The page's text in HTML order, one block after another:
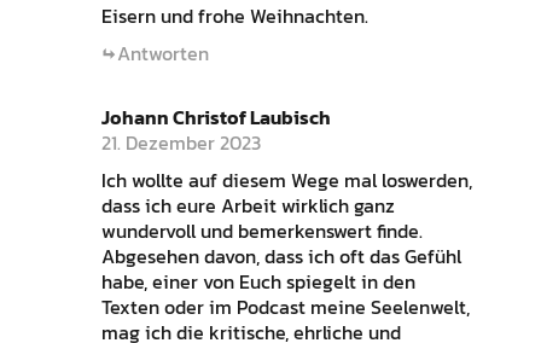
Eisern und frohe Weihnachten.
Antworten
Johann Christof Laubisch
21. Dezember 2023
Ich wollte auf diesem Wege mal loswerden,
dass ich eure Arbeit wirklich ganz
wundervoll und bemerkenswert finde.
Abgesehen davon, dass ich oft das Gefühl
habe, einer von Euch spiegelt in den
Texten oder im Podcast meine Seelenwelt,
mag ich die kritische, ehrliche und